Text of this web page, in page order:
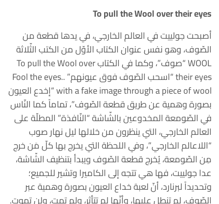
To pull the Wool over their eyes
أصبحت جولييت في العالم الخارجي، في يدها قطعة من
الصّوف، وهو نفس عنوان الكتاب الأوّل من الكتب الثّلاثة
WOOL “صوف”، وكما في الكتاب To pull the Wool over
their eyes “اسحب الصّوف فوق عيونهم” ..Fool the eyes
with a fake image through a piece of wool “إخدع العيون
بصورة وهمية عن طريق قطعة الصّوف”، تماماً كما النّاس
في الصّومعة المخدوعين بالشّاشة “النّافذة” المطلّة على
العالم الخارجي، التي ينظرون من خلالها ليل نهار صوب
“اللاعالم الخارجي”، وفي اللحظة التي يخرج بها كلّ مَن خرج
مِن الصّومعة، يُخرج قطعة الصّوف ويبدأ بتنظيف الشّاشة،
عدا جولييت، فها هي تتجه إلى الكاميرا وتشير للجميع؛
وتحديداً لبرنارد، أنّ لعبة خداع العيون بصورة وهمية عبر
الصّوف، لم تنطلِ عليها، وأنّها لم تتأثر، ولم تمت، ولن تموت.